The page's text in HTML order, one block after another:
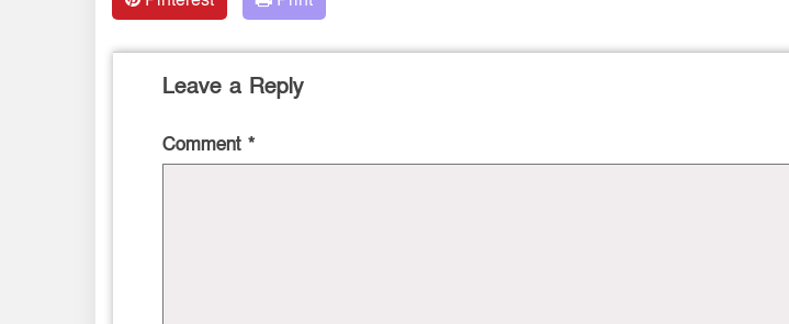
Leave a Reply
Comment *